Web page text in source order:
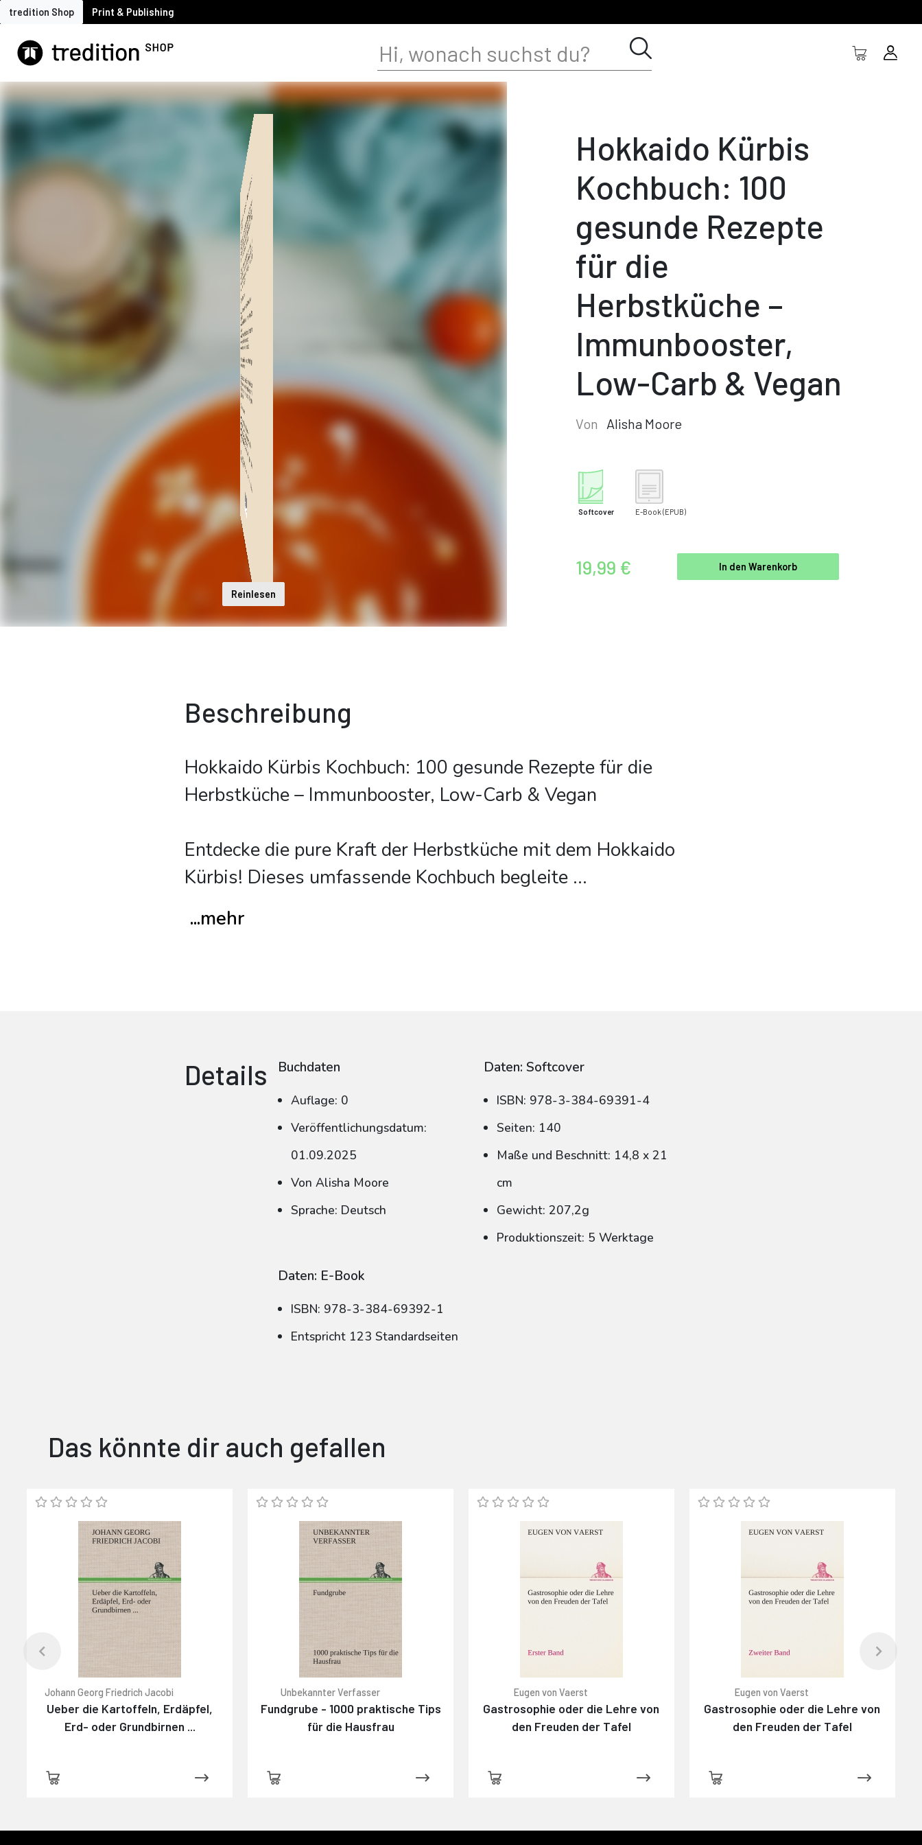
tredition Shop Print & Publishing
Reinlesen
Hokkaido Kürbis
Kochbuch: 100
gesunde Rezepte
für die
Herbstküche –
Immunbooster,
Low-Carb & Vegan
Von Alisha Moore
Softcover E-Book (EPUB)
19,99 € In den Warenkorb
Beschreibung
Hokkaido Kürbis Kochbuch: 100 gesunde Rezepte für die
Herbstküche – Immunbooster, Low-Carb & Vegan
Entdecke die pure Kraft der Herbstküche mit dem Hokkaido
Kürbis! Dieses umfassende Kochbuch begleite...
...mehr
Details Buchdaten
Auflage: 0
Veröffentlichungsdatum:
01.09.2025
Von Alisha Moore
Sprache: Deutsch
Daten: Softcover
ISBN: 978-3-384-69391-4
Seiten: 140
Maße und Beschnitt: 14,8 x 21
cm
Gewicht: 207,2g
Produktionszeit: 5 Werktage
Daten: E-Book
ISBN: 978-3-384-69392-1
Entspricht 123 Standardseiten
Das könnte dir auch gefallen
Johann Georg Friedrich Jacobi
Ueber die Kartoffeln, Erdäpfel,
Erd- oder Grundbirnen ...
Unbekannter Verfasser
Fundgrube - 1000 praktische Tips
für die Hausfrau
Eugen von Vaerst
Gastrosophie oder die Lehre von
den Freuden der Tafel
Eugen von Vaerst
Gastrosophie oder die Lehre von
den Freuden der Tafel